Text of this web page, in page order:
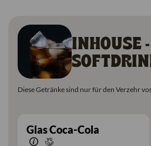
INHOUSE -
Diese Getränke sind nur für den Verzehr
Glas Coca-Cola